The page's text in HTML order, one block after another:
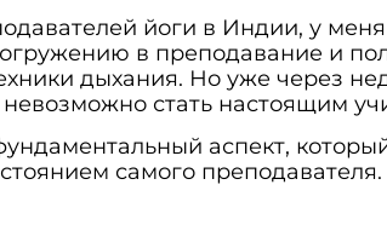
йоги в Индии, у
в преподавание и
дыхания. Но уже через
стать настоящим
аспект,
самого